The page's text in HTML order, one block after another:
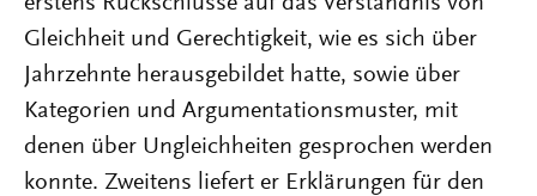
Gleichheit und Gerechtigkeit, wie es sich über
Jahrzehnte herausgebildet hatte, sowie über
Kategorien und Argumentationsmuster, mit
denen über Ungleichheiten gesprochen werden
konnte. Zweitens liefert er Erklärungen für den